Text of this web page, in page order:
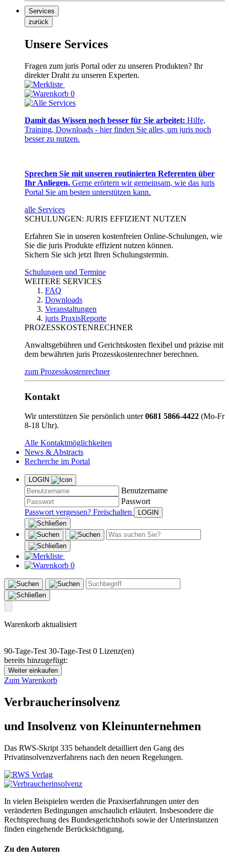
Services
zurück
Unsere Services
Fragen zum juris Portal oder zu unseren Produkten? Ihr
direkter Draht zu unseren Experten.
0
Damit das Wissen noch besser für Sie arbeitet: Hilfe,
Training, Downloads - hier finden Sie alles, um juris noch
besser zu nutzen.
Sprechen Sie mit unseren routinierten Referenten über
Ihr Anliegen. Gerne erörtern wir gemeinsam, wie das juris
Portal Sie am besten unterstützen kann.
alle Services
SCHULUNGEN: JURIS EFFIZIENT NUTZEN
Erfahren Sie in unseren kostenfreien Online-Schulungen, wie
Sie die juris Produkte effizient nutzen können.
Sichern Sie sich jetzt Ihren Schulungstermin.
Schulungen und Termine
WEITERE SERVICES
FAQ
Downloads
Veranstaltungen
juris PraxisReporte
PROZESSKOSTENRECHNER
Anwaltsgebühren und Gerichtskosten flexibel und präzise mit
dem bewährten juris Prozesskostenrechner berechnen.
zum Prozesskostenrechner
Kontakt
Wir unterstützen Sie persönlich unter0681 5866-4422 (Mo-Fr
8-18 Uhr).
Alle Kontaktmöglichkeiten
News & Abstracts
Recherche im Portal
LOGIN
Benutzername
Passwort
Passwort vergessen? Freischalten
0
Warenkorb aktualisiert
90-Tage-Test 30-Tage-Test 0 Lizenz(en)
bereits hinzugefügt:
Weiter einkaufen
Zum Warenkorb
Verbraucherinsolvenz
und Insolvenz von Kleinunternehmen
Das RWS-Skript 335 behandelt detailliert den Gang des
Privatinsolvenzverfahrens nach den neuen Regelungen.
In vielen Beispielen werden die Praxiserfahrungen unter den
veränderten Bedingungen anschaulich erläutert. Insbesondere die
Rechtsprechung des Bundesgerichtshofs sowie der Unterinstanzen
finden eingehende Berücksichtigung.
Zu den Autoren